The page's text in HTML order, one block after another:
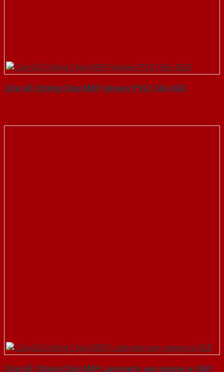
Cửa Gỗ Chống Cháy MDF Veneer P1G1 Sồi-SGD
Cửa Gỗ Chống Cháy MDF Laminate van ngang-a-SGD